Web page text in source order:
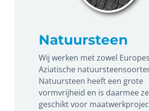
Natuursteen
Wij werken met zowel
Aziatische
Natuursteen heeft een grote
vormvrijheid en is daarmee
geschikt voor